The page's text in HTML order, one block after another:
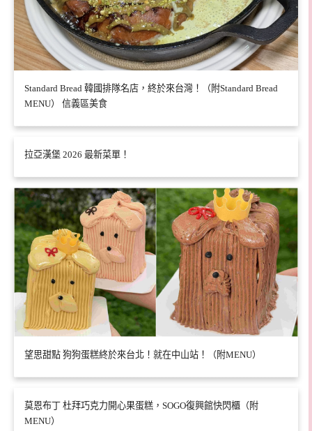
Standard Bread 韓國排隊名店，終於來台灣！（附Standard Bread
MENU） 信義區美食
拉亞漢堡 2026 最新菜單！
望思甜點 狗狗蛋糕終於來台北！就在中山站！（附MENU）
莫恩布丁 杜拜巧克力開心果蛋糕，SOGO復興館快閃櫃（附
MENU）